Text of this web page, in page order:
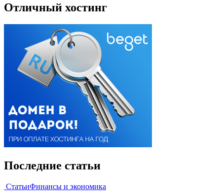
Отличный хостинг
Последние статьи
СтатьиФинансы и экономика